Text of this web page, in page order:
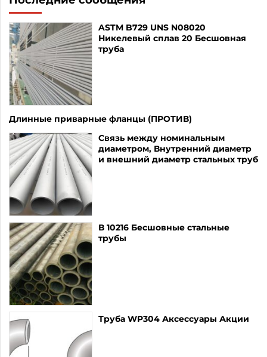
ASTM B729 UNS N08020
Никелевый сплав 20 Бесшовная
труба
Длинные приварные фланцы (ПРОТИВ)
Связь между номинальным
диаметром, Внутренний диаметр
и внешний диаметр стальных труб
В 10216 Бесшовные стальные
трубы
Труба WP304 Аксессуары Акции